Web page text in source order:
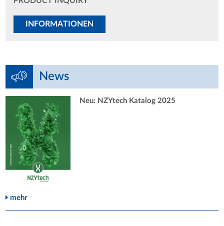
INFORMATIONEN
News
Neu: NZYtech Katalog 2025
mehr